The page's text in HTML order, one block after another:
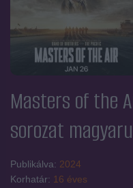
Masters of the
sorozat
Publikálva: 2024
Korhatár: 16 éves